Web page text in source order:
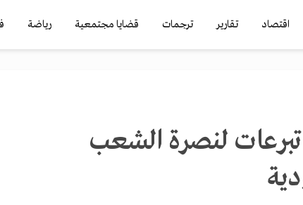
اقتصاد تقارير ترجمات قضايا مجتمعية رياضة
لنصرة الشعب